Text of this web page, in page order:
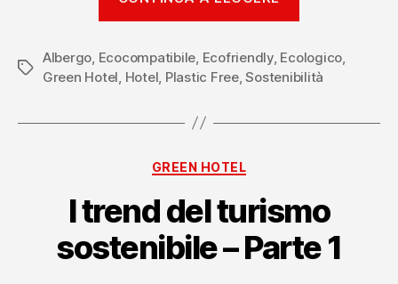
turismo
sostenibile
Tag
Albergo, Ecocompatibile, Ecofriendly, Ecologico,
Green Hotel, Hotel, Plastic Free,Sostenibilità
Categorie
GREEN HOTEL
I trend del turismo
sostenibile – Parte 1